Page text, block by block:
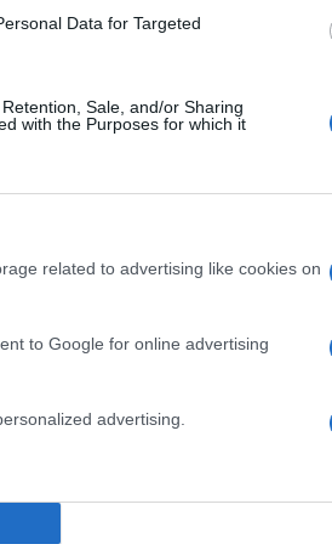
Data for Targeted
Sale, and/or Sharing
with the Purposes for which it
related to advertising like cookies on
to Google for online advertising
advertising.
/ Bart Biesemans
από την τραγωδία με